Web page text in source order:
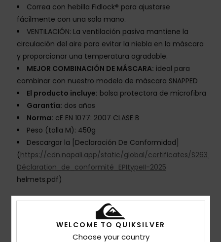
Correa con hebilla Fidlock® para ajustarse
fácilmente con una sola mano.
VENTILACIÓN: La ventilación pasiva mantiene la
circulación del aire para evitar la niebla en la máscara
y proporcionar una temperatura agradable.
MEJOR COMBINACIÓN DE MÁSCARA: ideal para
combinar con nuestro modelo de máscara SNAPPED
El producto incluye: bolsa protectora de microfibra
Garantía: dos años
Norma: cE EN 1077: 2007 CLASE B
Peso (talla M): 450g
Descargar la [Declaración De Conformidad]
(https://cdn.napali.app/static/global/certificates/
Déclaration_de_conformité_EPItypeII-2025
helmets.pdf)
Composición[Tejido principal] 100% plástico
WELCOME TO QUIKSILVER
Choose your country